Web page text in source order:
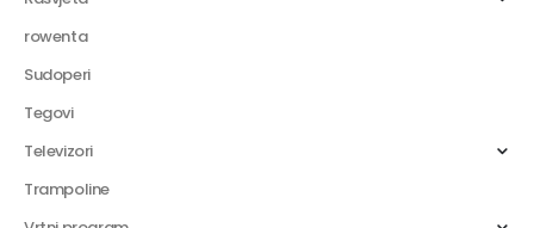
rowenta
Sudoperi
Tegovi
Televizori
Trampoline